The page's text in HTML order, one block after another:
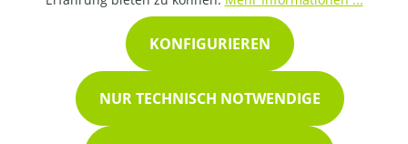
NUR TECHNISCH NOTWENDIGE
KONFIGURIEREN